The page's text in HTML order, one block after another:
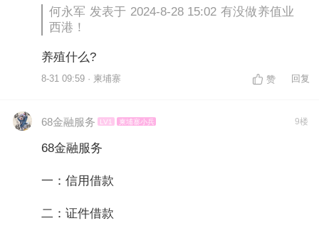
何永军 发表于 2024-8-28 15:02 有没做养值业
西港！
养殖什么?
8-31 09:59 · 柬埔寨 赞 回复
68金融服务 LV1 柬埔寨小兵 9楼
68金融服务
一：信用借款
二：证件借款